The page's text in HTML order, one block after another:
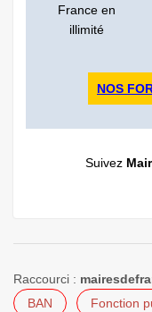
France en
illimité
NOS
Suivez
Raccourci :
BAN
Fonction